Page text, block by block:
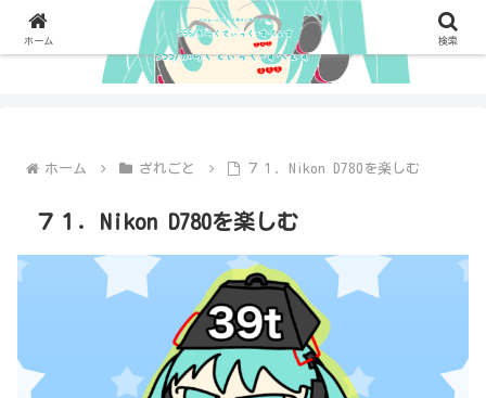
ホーム ざれごと ７１．Nikon D780を楽しむ
７１．Nikon D780を楽しむ
ホーム 検索